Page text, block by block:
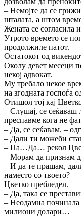
– Немојте да се
шталата, а штом
Жената се согласила
Утрото времето се
продолжиле патот.
Остатокот од
Околу девет месеци
некој адвокат.
Му требало некое
на згодната госпоѓа
Отишол тој кај
– Слушај, се сеќаваш
преспавме кога не
– Да, се сеќавам. –
– Дали ти можеби
– Па…Да… рекол
– Морам да признам
– И да те прашам,
наместо со твоето?
Цветко пребледел.
– Да, така се
– Неодамна починала
милиони долари…